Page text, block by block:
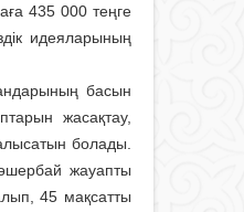
435 000 теңге
идеяларының
басын
жасақтау,
болады.
жауапты
45 мақсатты